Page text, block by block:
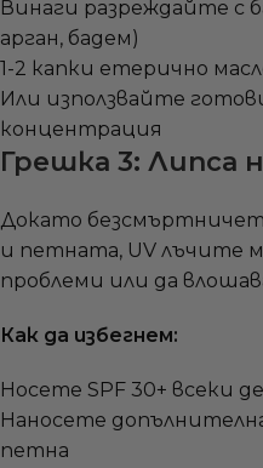
Винаги разреждайте с
арган, бадем)
1-2 капки етерично
Или използвайте
концентрация
Грешка 3: Липса
Докато
и петната, UV лъчите
проблеми или да
Как да избегнем:
Носете SPF 30+ всеки
Наносете
петна